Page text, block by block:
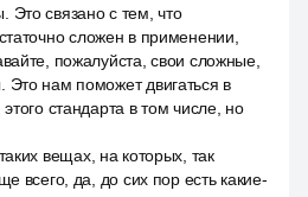
Это связано с тем, что
сложен в применении,
пожалуйста, свои сложные,
Это нам поможет двигаться в
стандарта в том числе, но
вещах, на которых, так
всего, да, до сих пор есть какие-